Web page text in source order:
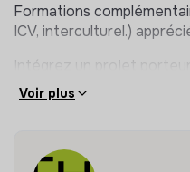
Appui au développement
(retours d'expérience,
Formations
ICV, interculturel.)
Intégrez un projet porteur
familles et du lien parent-
Voir plus